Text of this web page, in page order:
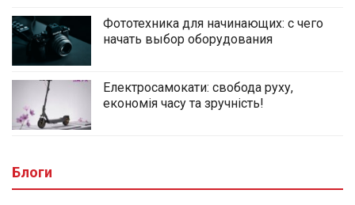
Фототехника для начинающих: с чего
начать выбор оборудования
Електросамокати: свобода руху,
економія часу та зручність!
Блоги